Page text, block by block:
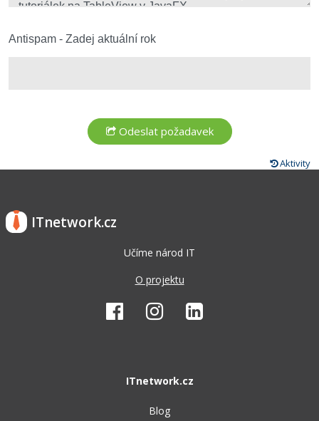
Antispam - Zadej aktuální rok
Aktivity
ITnetwork.cz
Učíme národ IT
O projektu
ITnetwork.cz
Blog